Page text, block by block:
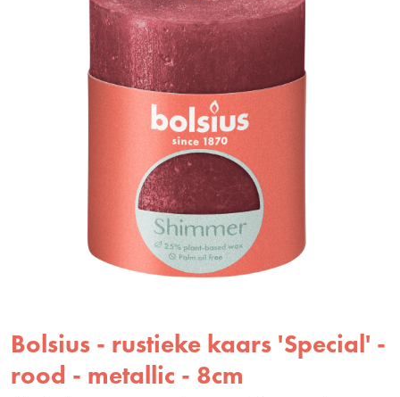
Bolsius - rustieke kaars 'Special' -
rood - metallic - 8cm